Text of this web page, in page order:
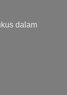
dalam